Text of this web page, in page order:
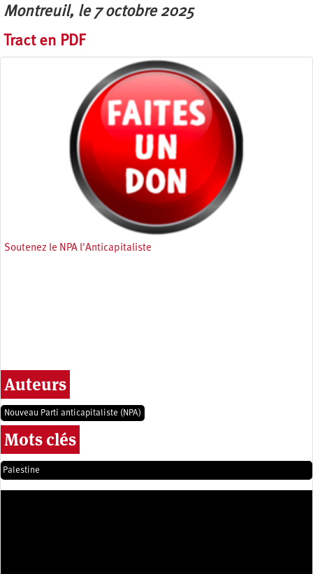
Montreuil, le 7 octobre 2025
Tract en PDF
Soutenez le NPA l'Anticapitaliste
Auteurs
Nouveau Parti anticapitaliste (NPA)
Mots clés
Palestine